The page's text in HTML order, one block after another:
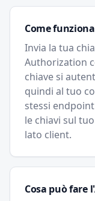
Come
Invia la tua
Authorization
chiave si
quindi al tuo
stessi
le chiavi sul
lato client.
Cosa può fare